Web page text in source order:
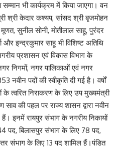
सम्मान भी कार्यक्रम में किया जाएगा। वन
श्री केदार कश्यप, सांसद श्री बृजमोहन
सुनील सोनी, मोतीलाल साहू, पुरंदर
इन्द्रकुमार साहू भी विशिष्ट अतिथि
प्रशासन एवं विकास विभाग के
नगर निगमों, नगर पालिकाओं एवं नगर
नवीन पदों की स्वीकृति दी गई है। वर्षों
त्वरित निराकरण के लिए उप मुख्यमंत्री
की पहल पर राज्य शासन द्वारा नवीन
इनमें रायपुर संभाग के नगरीय निकायों
पद, बिलासपुर संभाग के लिए 78 पद,
संभाग के लिए 13 पद शामिल हैं।पंडित